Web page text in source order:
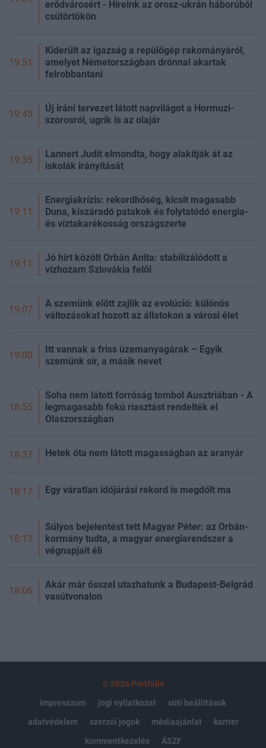
erődvárosért - Híreink az orosz-ukrán háborúból
csütörtökön
19:51
Kiderült az igazság a repülőgép rakományáról,
amelyet Németországban drónnal akartak
felrobbantani
19:45
Új iráni tervezet látott napvilágot a Hormuzi-
szorosról, ugrik is az olajár
19:35
Lannert Judit elmondta, hogy alakítják át az
iskolák irányítását
19:11
Energiakrízis: rekordhőség, kicsit magasabb
Duna, kiszáradó patakok és folytatódó energia-
és víztakarékosság országszerte
19:11
Jó hírt közölt Orbán Anita: stabilizálódott a
vízhozam Szlovákia felől
19:07
A szemünk előtt zajlik az evolúció: különös
változásokat hozott az állatokon a városi élet
19:00
Itt vannak a friss üzemanyagárak – Egyik
szemünk sír, a másik nevet
18:55
Soha nem látott forróság tombol Ausztriában - A
legmagasabb fokú riasztást rendelték el
Olaszországban
18:37 Hetek óta nem látott magasságban az aranyár
18:17 Egy váratlan időjárási rekord is megdőlt ma
18:13
Súlyos bejelentést tett Magyar Péter: az Orbán-
kormány tudta, a magyar energiarendszer a
végnapjait éli
18:06
Akár már ősszel utazhatunk a Budapest-Belgrád
vasútvonalon
© 2026 Portfolio
impresszum
jogi nyilatkozat
süti beállítások
adatvédelem
szerzői jogok médiaajánlat
karrier
kommentkezelés
ÁSZF